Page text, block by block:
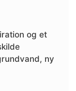
og et
ny